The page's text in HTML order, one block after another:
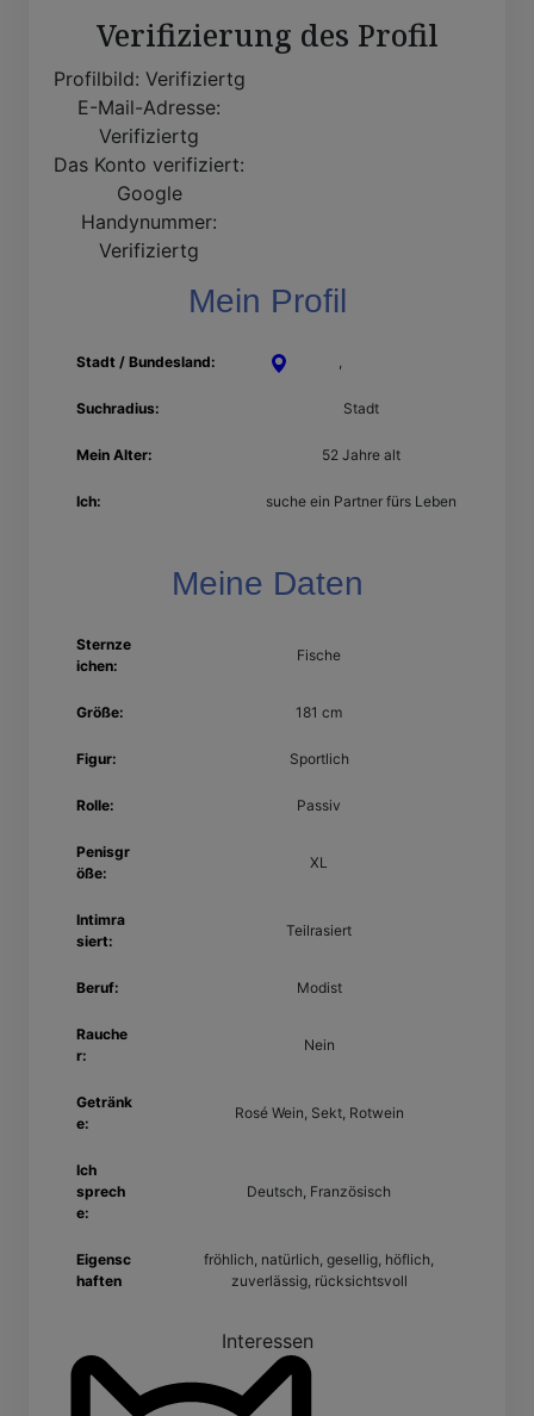
Verifizierung des Profil
Profilbild: Verifiziertg
E-Mail-Adresse:
Verifiziertg
Das Konto verifiziert:
Google
Handynummer:
Verifiziertg
Mein Profil
Stadt / Bundesland: ,
Suchradius: Stadt
Mein Alter: 52 Jahre alt
Ich: suche ein Partner fürs Leben
Meine Daten
Sternze
ichen:
Fische
Größe: 181 cm
Figur: Sportlich
Rolle: Passiv
Penisgr
öße:
XL
Intimra
siert:
Teilrasiert
Beruf: Modist
Rauche
r:
Nein
Getränk
e:
Rosé Wein, Sekt, Rotwein
Ich
sprech
e:
Deutsch, Französisch
Eigensc
haften
fröhlich, natürlich, gesellig, höflich,
zuverlässig, rücksichtsvoll
Interessen